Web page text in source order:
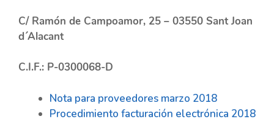
C/ Ramón de Campoamor, 25 – 03550 Sant Joan
d´Alacant
C.I.F.: P-0300068-D
Nota para proveedores marzo 2018
Procedimiento facturación electrónica 2018